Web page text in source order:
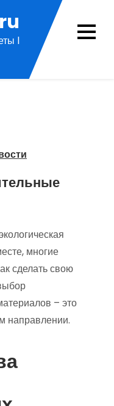
l
многие
сделать свою
– это
направлении.